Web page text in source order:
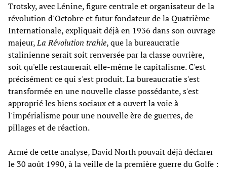
Trotsky, avec Lénine, figure centrale et organisateur de la
révolution d'Octobre et futur fondateur de la Quatrième
Internationale, expliquait déjà en 1936 dans son ouvrage
majeur,La Révolution trahie, que la bureaucratie
stalinienne serait soit renversée par la classe ouvrière,
soit qu'elle restaurerait elle-même le capitalisme. C'est
précisément ce qui s'est produit. La bureaucratie s'est
transformée en une nouvelle classe possédante, s'est
approprié les biens sociaux et a ouvert la voie à
l'impérialisme pour une nouvelle ère de guerres, de
pillages et de réaction.
Armé de cette analyse, David North pouvait déjà déclarer
le 30 août 1990, à la veille de la première guerre du Golfe :